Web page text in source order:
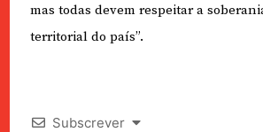
mas todas devem respeitar a
territorial do país”.
Subscrever